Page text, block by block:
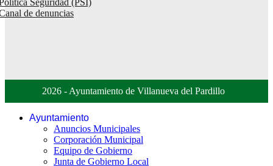
de denuncias
2026 - Ayuntamiento de Villanueva del Pardillo
Ayuntamiento
Anuncios Municipales
Corporación Municipal
Equipo de Gobierno
Junta de Gobierno Local